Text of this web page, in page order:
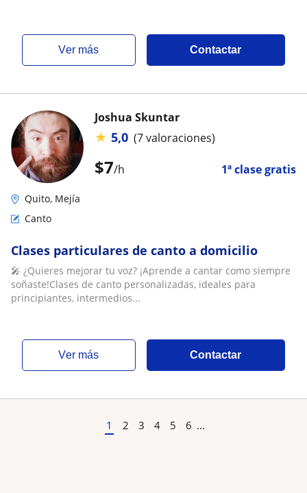
ver más Contactar
$7/h 1ª clase gratis
Joshua Skuntar
★ 5,0 (7 valoraciones)
Quito, Mejía
Canto
Clases particulares de canto a domicilio
🎤 ¿Quieres mejorar tu voz? ¡Aprende a cantar como siempre
soñaste!Clases de canto personalizadas, ideales para
principiantes, intermedios...
ver más Contactar
1 2 3 4 5 6 ...